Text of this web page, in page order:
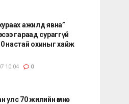
ажилд явна”
гараад сураггүй
настай охиныг хайж
10:04 0
улс 70 жилийн өмнө